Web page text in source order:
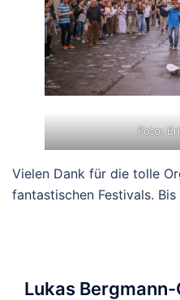
Foto:
Vielen Dank für die tolle
fantastischen Festivals. Bis
Lukas